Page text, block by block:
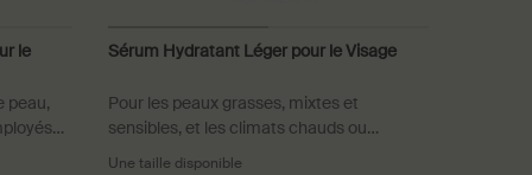
le
peau,
Sérum Hydratant Léger pour le Visage
Pour les peaux grasses, mixtes et
sensibles, et les climats chauds ou
humides
Une taille disponible